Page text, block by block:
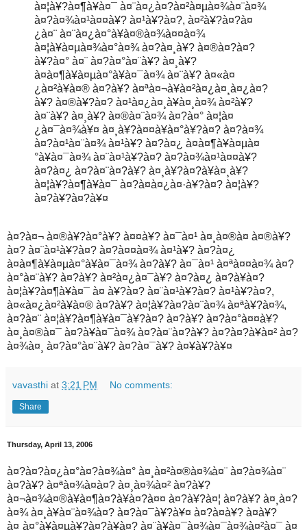
à¤¦à¥?à¤¶à¥à¤¯ à¤¨à¤¿à¤?à¤²à¤µà¤¾à¤¨à¤¾
à¤?à¤¾à¤¹à¤¤à¥? à¤¹à¥?à¤?, à¤²à¥?à¤?à¤
¿à¤¨ à¤¨à¤¿à¤°à¥à¤®à¤¾à¤¤à¤¾
à¤¦à¥à¤µà¤¾à¤°à¤¾ à¤?à¤¸à¥? à¤®à¤?à¤?
à¥?à¤° à¤¨ à¤?à¤°à¤¨à¥? à¤¸à¥?
à¤à¤¶à¥à¤µà¤°à¥à¤¯à¤¾ à¤¨à¥? à¤«à¤
¿à¤²à¥à¤® à¤?à¥? à¤ªà¤¬à¥à¤²à¤¿à¤¸à¤¿à¤?
à¥? à¤®à¥?à¤? à¤¹à¤¿à¤¸à¥à¤¸à¤¾ à¤²à¥?
à¤¨à¥? à¤¸à¥? à¤®à¤¨à¤¾ à¤?à¤° à¤¦à¤
¿à¤¯à¤¾à¥¤ à¤¸à¥?à¤¤à¥à¤°à¥?à¤? à¤?à¤¾
à¤?à¤¹à¤¨à¤¾ à¤¹à¥? à¤?à¤¿ à¤à¤¶à¥à¤µà¤
°à¥à¤¯à¤¾ à¤¨à¤¹à¥?à¤? à¤?à¤¾à¤¹à¤¤à¥?
à¤?à¤¿ à¤?à¤¨à¤?à¥? à¤¸à¥?à¤?à¥à¤¸à¥?
à¤¦à¥?à¤¶à¥à¤¯ à¤?à¤­à¤¿à¤·à¥?à¤? à¤¦à¥?
à¤?à¥?à¤?à¥¤
à¤?à¤¬ à¤®à¥?à¤°à¥? à¤¤à¥? à¤¯à¤¹ à¤¸à¤®à¤ à¤®à¥?
à¤? à¤¨à¤¹à¥?à¤? à¤?à¤¤à¤¾ à¤¹à¥? à¤?à¤¿
à¤à¤¶à¥à¤µà¤°à¥à¤¯à¤¾ à¤?à¥? à¤¯à¤¹ à¤ªà¤¤à¤¾ à¤?
à¤°à¤¨à¥? à¤?à¥? à¤²à¤¿à¤¯à¥? à¤?à¤¿ à¤?à¥à¤?
à¤¦à¥?à¤¶à¥à¤¯ à¤ à¥?à¤? à¤¨à¤¹à¥?à¤? à¤¹à¥?à¤?,
à¤«à¤¿à¤²à¥à¤® à¤?à¥? à¤¦à¥?à¤?à¤¨à¤¾ à¤ªà¥?à¤¾,
à¤?à¤¨ à¤¦à¥?à¤¶à¥à¤¯à¥?à¤? à¤?à¥? à¤?à¤°à¤¤à¥?
à¤¸à¤®à¤¯ à¤?à¥à¤¯à¤¾ à¤?à¤¨à¤?à¥? à¤?à¤?à¥à¤² à¤?
à¤¾à¤¸ à¤?à¤°à¤¨à¥? à¤?à¤¯à¥? à¤¥à¥?à¥¤
vavasthi at 3:21 PM No comments:
Share
Thursday, April 13, 2006
à¤?à¤?à¤¿à¤°à¤?à¤¾à¤° à¤¸à¤²à¤®à¤¾à¤¨ à¤?à¤¾à¤¨
à¤?à¥? à¤ªà¤¾à¤à¤? à¤¸à¤¾à¤² à¤?à¥?
à¤¬à¤¾à¤®à¥à¤¶à¤?à¥à¤?à¤¤ à¤?à¥?à¤¦ à¤?à¥? à¤¸à¤?
à¤¾ à¤¸à¥à¤¨à¤¾à¤? à¤?à¤¯à¥?à¥¤ à¤?à¤­à¥? à¤­à¥?
à¤¸à¤°à¥à¤µà¥?à¤?à¥à¤? à¤¨à¥à¤¯à¤¾à¤¯à¤¾à¤²à¤¯ à¤